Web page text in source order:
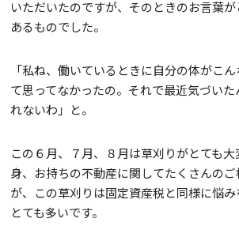
いただいたのですが、そのときのお言葉
あるものでした。
「私ね、働いているときに自分の体がこ
て思ってなかったの。それで最近気づいた
れないわ」と。
この６月、７月、８月は草刈りがとても
身、お持ちの不動産に関してたくさんの
が、この草刈りは固定資産税と同様に悩
とても多いです。